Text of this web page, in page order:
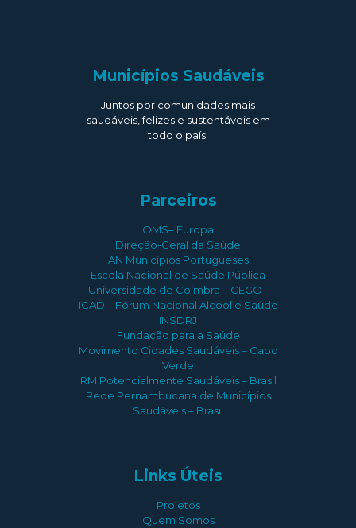
Municípios Saudáveis
Juntos por comunidades mais
saudáveis, felizes e sustentáveis em
todo o país.
Parceiros
OMS– Europa
Direção-Geral da Saúde
AN Municípios Portugueses
Escola Nacional de Saúde Pública
Universidade de Coimbra – CEGOT
ICAD – Fórum Nacional Alcool e Saúde
INSDRJ
Fundação para a Saúde
Movimento Cidades Saudáveis – Cabo
Verde
RM Potencialmente Saudáveis – Brasil
Rede Pernambucana de Municípios
Saudáveis – Brasil
Links Úteis
Projetos
Quem Somos